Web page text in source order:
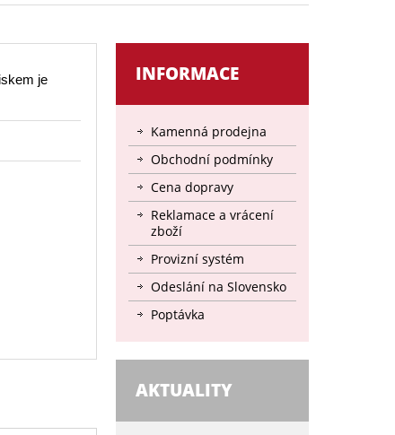
je
INFORMACE
Kamenná prodejna
Obchodní podmínky
Cena dopravy
Reklamace a vrácení
zboží
Provizní systém
Odeslání na Slovensko
Poptávka
AKTUALITY